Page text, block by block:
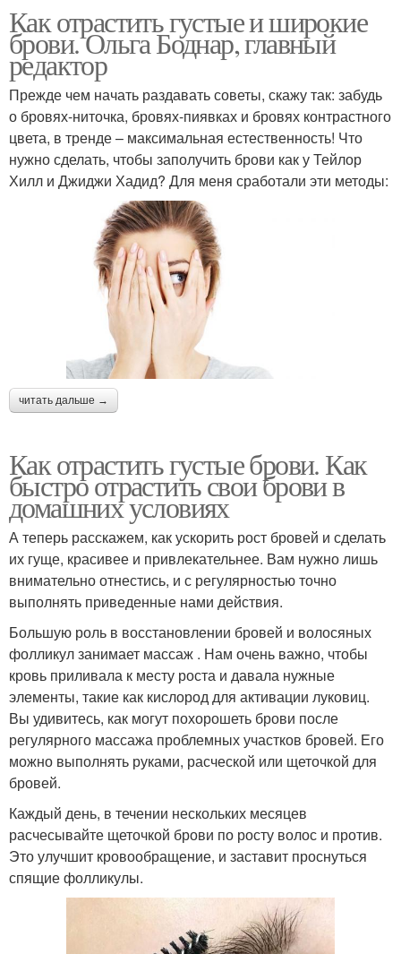
Как отрастить густые и широкие
брови. Ольга Боднар, главный
редактор
Прежде чем начать раздавать советы, скажу так: забудь
о бровях-ниточка, бровях-пиявках и бровях контрастного
цвета, в тренде – максимальная естественность! Что
нужно сделать, чтобы заполучить брови как у Тейлор
Хилл и Джиджи Хадид? Для меня сработали эти методы:
читать дальше →
Как отрастить густые брови. Как
быстро отрастить свои брови в
домашних условиях
А теперь расскажем, как ускорить рост бровей и сделать
их гуще, красивее и привлекательнее. Вам нужно лишь
внимательно отнестись, и с регулярностью точно
выполнять приведенные нами действия.
Большую роль в восстановлении бровей и волосяных
фолликул занимает массаж . Нам очень важно, чтобы
кровь приливала к месту роста и давала нужные
элементы, такие как кислород для активации луковиц.
Вы удивитесь, как могут похорошеть брови после
регулярного массажа проблемных участков бровей. Его
можно выполнять руками, расческой или щеточкой для
бровей.
Каждый день, в течении нескольких месяцев
расчесывайте щеточкой брови по росту волос и против.
Это улучшит кровообращение, и заставит проснуться
спящие фолликулы.